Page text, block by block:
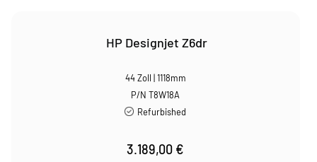
HP Designjet Z6dr
44 Zoll | 1118mm
P/N T8W18A
Refurbished
3.189,00 €